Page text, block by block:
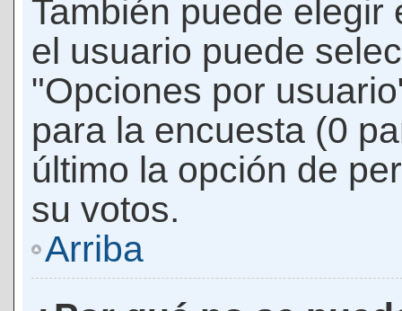
También puede
el usuario puede
"Opciones por
para la encuesta (0
último la opción de
su votos.
Arriba